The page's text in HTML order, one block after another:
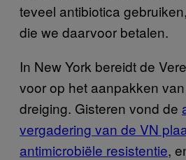
teveel antibiotica
die we daarvoor betalen.
In New York bereidt de
voor op het aanpakken
dreiging. Gisteren vond de
vergadering van de VN
antimicrobiële resistentie,